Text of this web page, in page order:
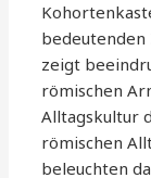
bedeutenden
zeigt
römischen
Alltagskultur
römischen
beleuchten